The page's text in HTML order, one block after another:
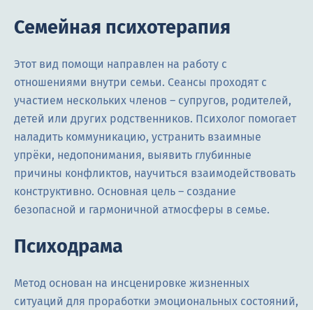
Семейная психотерапия
Этот вид помощи направлен на работу с
отношениями внутри семьи. Сеансы проходят с
участием нескольких членов – супругов, родителей,
детей или других родственников. Психолог помогает
наладить коммуникацию, устранить взаимные
упрёки, недопонимания, выявить глубинные
причины конфликтов, научиться взаимодействовать
конструктивно. Основная цель – создание
безопасной и гармоничной атмосферы в семье.
Психодрама
Метод основан на инсценировке жизненных
ситуаций для проработки эмоциональных состояний,